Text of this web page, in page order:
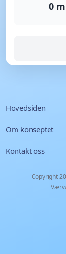
0
Hovedsiden
Om konseptet
Kontakt oss
Copyright